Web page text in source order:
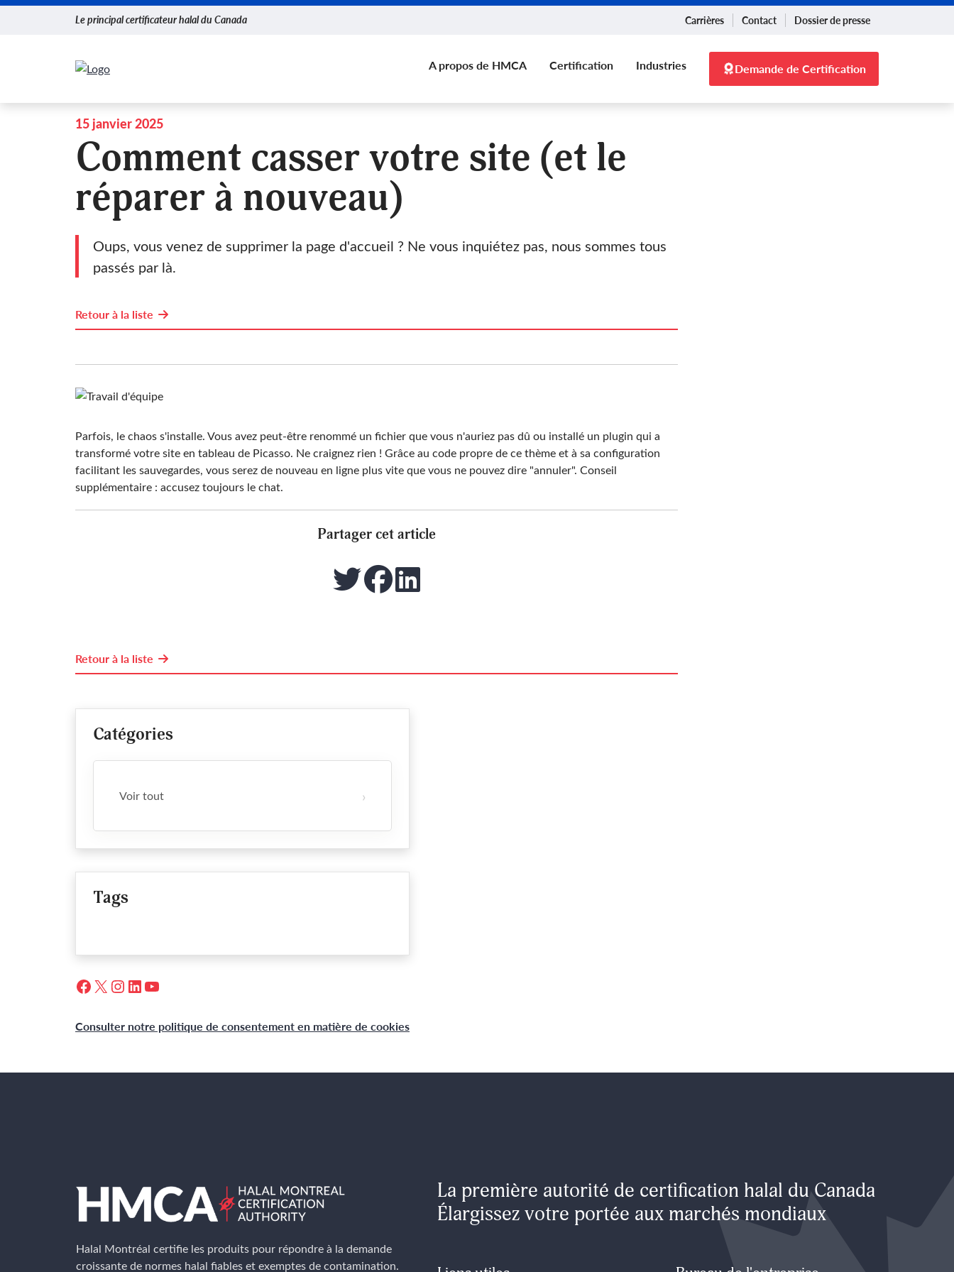
Le principal certificateur halal du Canada Carrières Contact Dossier de presse
A propos de HMCA Certification Industries Demande de Certification
15 janvier 2025
Comment casser votre site (et le
réparer à nouveau)
Oups, vous venez de supprimer la page d'accueil ? Ne vous inquiétez pas, nous sommes tous
passés par là.
Retour à la liste
Parfois, le chaos s'installe. Vous avez peut-être renommé un fichier que vous n'auriez pas dû ou installé un plugin qui a
transformé votre site en tableau de Picasso. Ne craignez rien ! Grâce au code propre de ce thème et à sa configuration
facilitant les sauvegardes, vous serez de nouveau en ligne plus vite que vous ne pouvez dire "annuler". Conseil
supplémentaire : accusez toujours le chat.
Partager cet article
Retour à la liste
Catégories
Voir tout
Tags
Facebook
X Instagram
LinkedIn
YouTube
Consulter notre politique de consentement en matière de cookies
Halal Montréal certifie les produits pour répondre à la demande
croissante de normes halal fiables et exemptes de contamination.
La première autorité de certification halal du Canada
Élargissez votre portée aux marchés mondiaux